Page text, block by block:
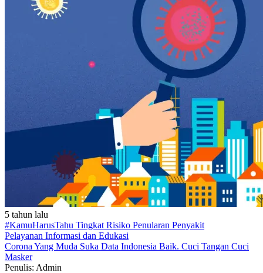
5 tahun lalu
#KamuHarusTahu Tingkat Risiko Penularan Penyakit
Pelayanan Informasi dan Edukasi
Corona Yang Muda Suka Data Indonesia Baik. Cuci Tangan Cuci
Masker
Penulis: Admin